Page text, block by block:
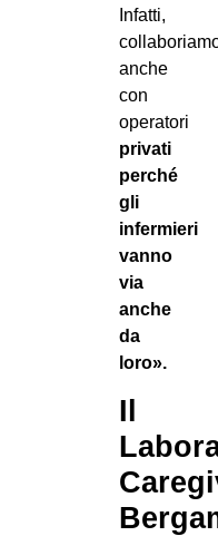
Infatti,
anche
con
operatori
privati
perché
gli
infermieri
vanno
via
anche
da
loro».
Il